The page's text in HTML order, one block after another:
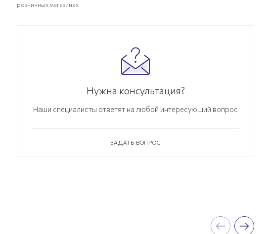
розничных магазинах
Нужна консультация?
Наши специалисты ответят на любой интересующий вопрос
ЗАДАТЬ ВОПРОС